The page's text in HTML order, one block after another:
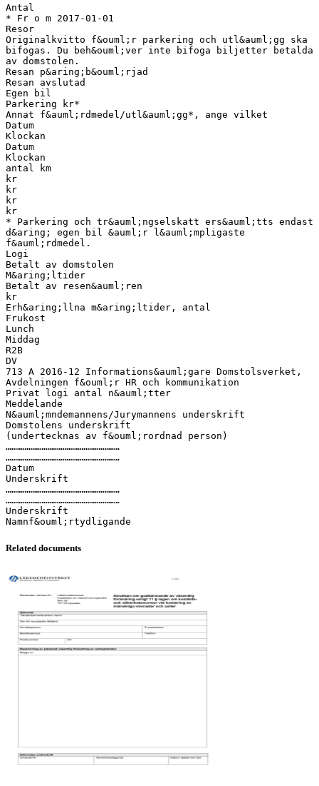
Antal
* Fr o m 2017-01-01
Resor
Originalkvitto f&ouml;r parkering och utl&auml;gg ska
bifogas. Du beh&ouml;ver inte bifoga biljetter betalda
av domstolen.
Resan p&aring;b&ouml;rjad
Resan avslutad
Egen bil
Parkering kr*
Annat f&auml;rdmedel/utl&auml;gg*, ange vilket
Datum
Klockan
Datum
Klockan
antal km
kr
kr
kr
kr
* Parkering och tr&auml;ngselskatt ers&auml;tts endast
d&aring; egen bil &auml;r l&auml;mpligaste
f&auml;rdmedel.
Logi
Betalt av domstolen
M&aring;ltider
Betalt av resen&auml;ren
kr
Erh&aring;llna m&aring;ltider, antal
Frukost
Lunch
Middag
R2B
DV
713 A 2016-12 Informations&auml;gare Domstolsverket,
Avdelningen f&ouml;r HR och kommunikation
Privat logi antal n&auml;tter
Meddelande
N&auml;mndemannens/Jurymannens underskrift
Domstolens underskrift
(undertecknas av f&ouml;rordnad person)
……………………………………………………
……………………………………………………
Datum
Underskrift
……………………………………………………
……………………………………………………
Underskrift
Related documents